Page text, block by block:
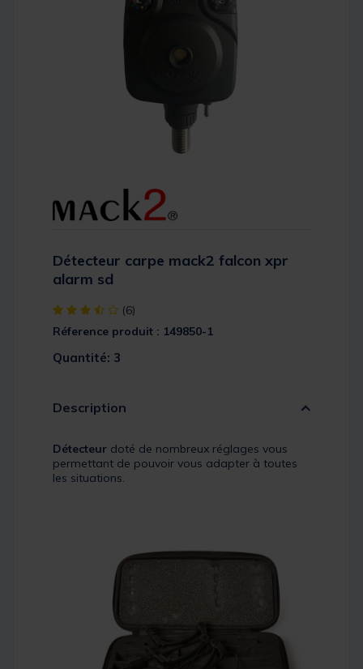
Détecteur carpe mack2 falcon xpr
alarm sd
[object Object] out of 5 Customer Rating
(6)
Réference produit : 149850-1
Quantité: 3
Description
Détecteur doté de nombreux réglages vous
permettant de pouvoir vous adapter à toutes
les situations.